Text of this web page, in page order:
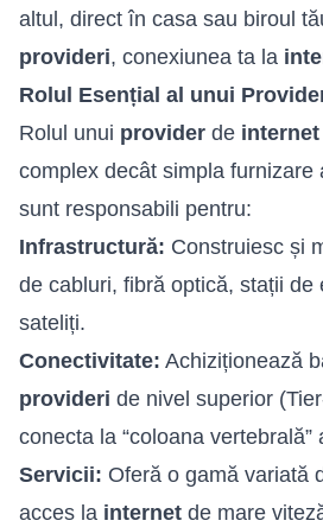
altul, direct în casa sau biroul
provideri, conexiunea ta la
Rolul Esențial al unui
Rolul unui provider de internet
complex decât simpla furnizare
sunt responsabili pentru:
Infrastructură: Construiesc și
de cabluri, fibră optică, stații de
sateliți.
Conectivitate: Achiziționează
provideri de nivel superior
conecta la “coloana vertebrală”
Servicii: Oferă o gamă variată
acces la internet de mare